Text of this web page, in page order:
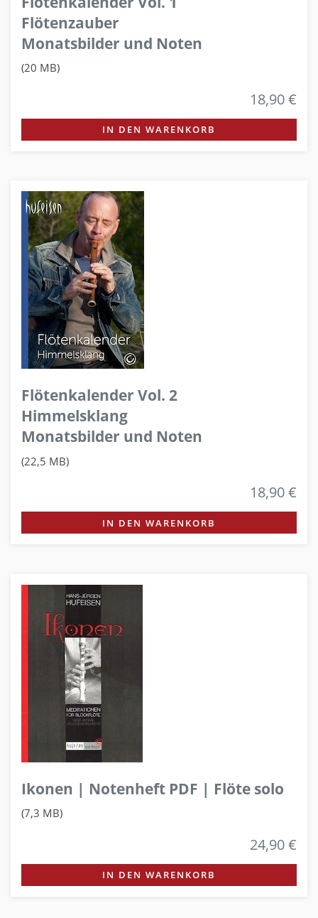
Flötenzauber
Monatsbilder und Noten
(20 MB)
18,90 €
IN DEN WARENKORB
Flötenkalender Vol. 2
Himmelsklang
Monatsbilder und Noten
(22,5 MB)
18,90 €
IN DEN WARENKORB
Ikonen | Notenheft PDF | Flöte solo
(7,3 MB)
24,90 €
IN DEN WARENKORB